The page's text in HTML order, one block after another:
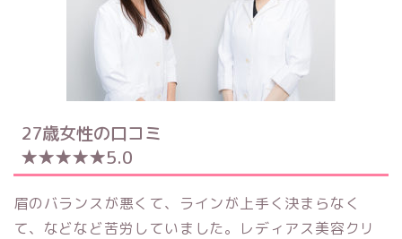
27歳女性の口コミ
★★★★★5.0
眉のバランスが悪くて、ラインが上手く決まらなく
て、などなど苦労していました。
レディアス美容クリ